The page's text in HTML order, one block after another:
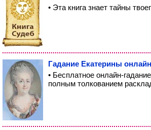
• Эта книга знает тайны
Гадание Екатерины онлайн
• Бесплатное онлайн-
полным толкованием